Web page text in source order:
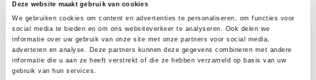
Deze website maakt gebruik van cookies
We gebruiken cookies om content en advertenties te personaliseren, om functies voor
social media te bieden en om ons websiteverkeer te analyseren. Ook delen we
informatie over uw gebruik van onze site met onze partners voor social media,
adverteren en analyse. Deze partners kunnen deze gegevens combineren met andere
informatie die u aan ze heeft verstrekt of die ze hebben verzameld op basis van uw
gebruik van hun services.
TOPOGRAFISCHE KAART